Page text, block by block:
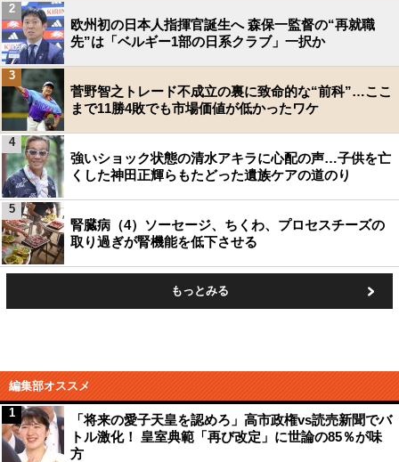
欧州初の日本人指揮官誕生へ 森保一監督の“再就職
先”は「ベルギー1部の日系クラブ」一択か
2
菅野智之トレード不成立の裏に致命的な“前科”…ここ
まで11勝4敗でも市場価値が低かったワケ
3
強いショック状態の清水アキラに心配の声…子供を亡
くした神田正輝らもたどった遺族ケアの道のり
4
腎臓病（4）ソーセージ、ちくわ、プロセスチーズの
取り過ぎが腎機能を低下させる
5
もっとみる
編集部オススメ
「将来の愛子天皇を認めろ」高市政権vs読売新聞でバ
トル激化！ 皇室典範「再び改定」に世論の85％が味
方
1